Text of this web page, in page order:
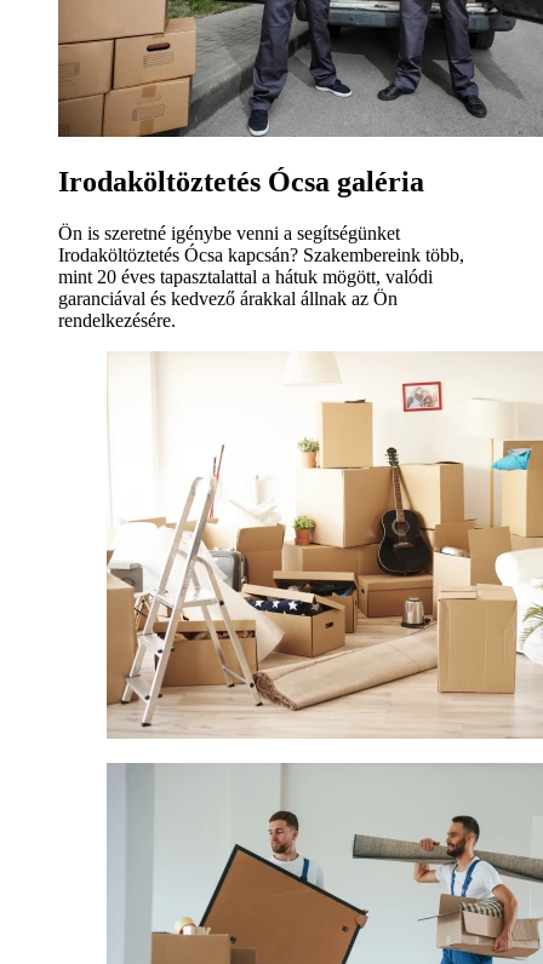
Irodaköltöztetés Ócsa galéria
Ön is szeretné igénybe venni a segítségünket
Irodaköltöztetés Ócsa kapcsán? Szakembereink több,
mint 20 éves tapasztalattal a hátuk mögött, valódi
garanciával és kedvező árakkal állnak az Ön
rendelkezésére.